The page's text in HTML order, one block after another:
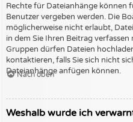
Rechte für Dateianhänge können
Benutzer vergeben werden. Die
möglicherweise nicht erlaubt,
in dem Sie Ihren Beitrag
Gruppen dürfen Dateien
kontaktieren, falls Sie sich nicht
Dateianhänge anfügen können.
Nach oben
Weshalb wurde ich